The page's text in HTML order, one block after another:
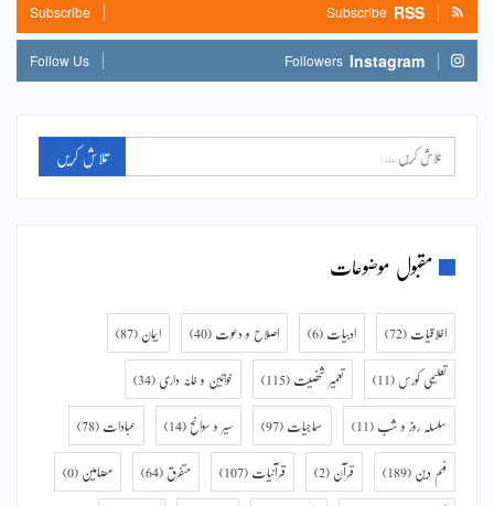
RSS
Subscribe
Subscribe
Instagram
Followers
Follow Us
مقبول موضوعات
اخلاقیات (72) ادبیات (6) اصلاح و دعوت (40) ایمان (87)
تعلیمی کورس (11) تعمیر شخصیت (115) خواتین و خانہ داری (34)
سلسلہ روز و شب (11) سماجیات (97) سیر و سوانح (14) عبادات (78)
فہم دین (189) قرآن (2) قرآنیات (107) متفرق (64) مضامین (0)